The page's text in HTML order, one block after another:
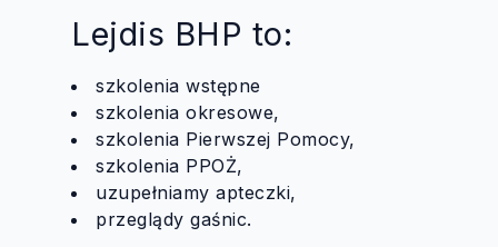
Lejdis BHP to:
szkolenia wstępne
szkolenia okresowe,
szkolenia Pierwszej Pomocy,
szkolenia PPOŻ,
uzupełniamy apteczki,
przeglądy gaśnic.